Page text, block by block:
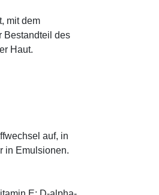
mit dem
Bestandteil des
Haut.
auf, in
in Emulsionen.